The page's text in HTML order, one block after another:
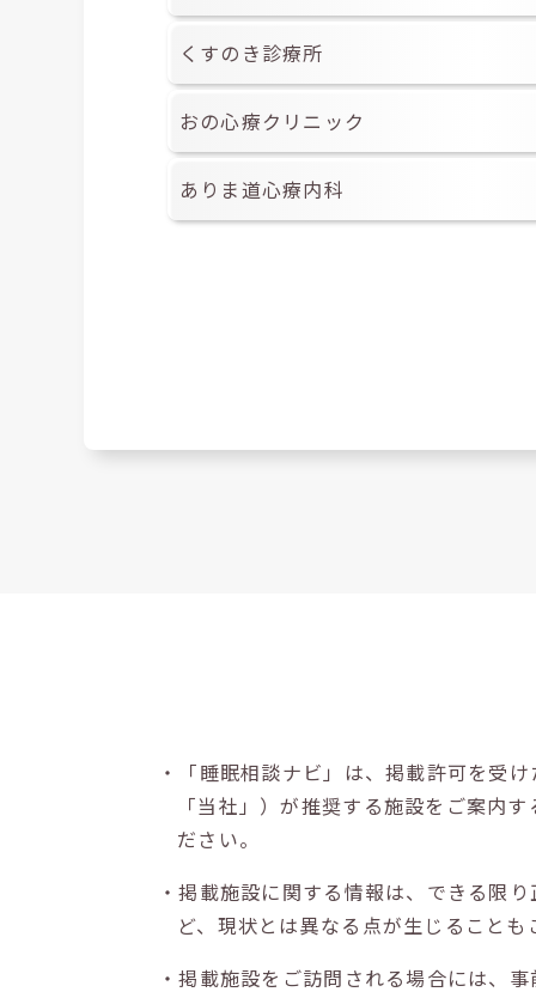
くすのき診療所
おの心療クリニック
ありま道心療内科
・「睡眠相談ナビ」は、掲載許可を受
「当社」）が推奨する施設をご案内
ださい。
・掲載施設に関する情報は、できる限
ど、現状とは異なる点が生じることも
・掲載施設をご訪問される場合には、